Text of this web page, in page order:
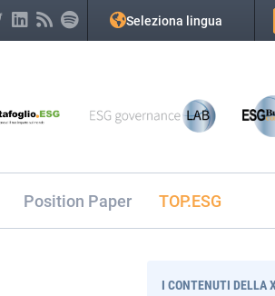
Seleziona lingua
Position Paper TOP.ESG
I CONTENUTI DELLA